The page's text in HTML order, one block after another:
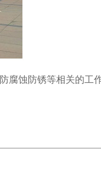
蚀防锈等相关的工